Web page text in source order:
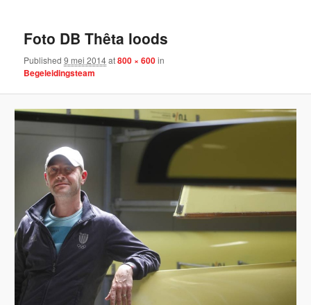
Foto DB Thêta loods
Published9 mei 2014at800 × 600in
Begeleidingsteam